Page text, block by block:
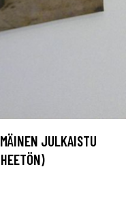
JULKAISTU